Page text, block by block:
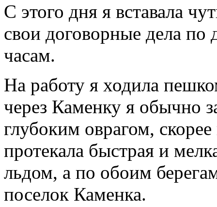
С этого дня я вставала
свои договорные дела по
часам.
На работу я ходила
через Каменку я обычно
глубоким оврагом,
протекала быстрая и
льдом, а по обоим
поселок Каменка.